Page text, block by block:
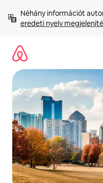
tartalomra
Néhány információt
eredeti nyelv